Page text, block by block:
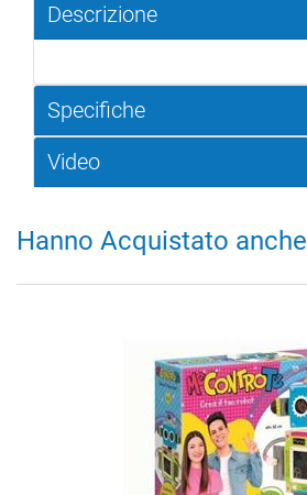
Descrizione
Specifiche
Video
Hanno Acquistato anche